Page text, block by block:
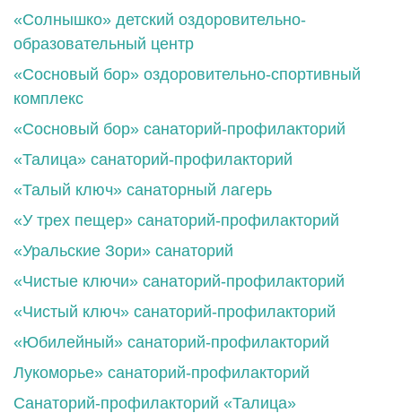
«Солнышко» детский оздоровительно-
образовательный центр
«Сосновый бор» оздоровительно-спортивный
комплекс
«Сосновый бор» санаторий-профилакторий
«Талица» санаторий-профилакторий
«Талый ключ» санаторный лагерь
«У трех пещер» санаторий-профилакторий
«Уральские Зори» санаторий
«Чистые ключи» санаторий-профилакторий
«Чистый ключ» санаторий-профилакторий
«Юбилейный» санаторий-профилакторий
Лукоморье» санаторий-профилакторий
Санаторий-профилакторий «Талица»